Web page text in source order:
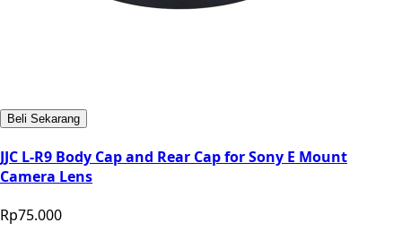
Beli Sekarang
JJC L-R9 Body Cap and Rear Cap for Sony E Mount
Camera Lens
Rp75.000